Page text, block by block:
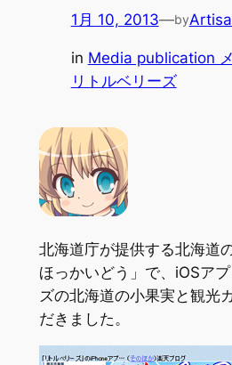
1月 10, 2013—by
in Media publication
リトルベリーズ
北海道庁が提供する北海道
ほっかいどう」で、iOSア
ズの北海道の小果実と観光
だきました。